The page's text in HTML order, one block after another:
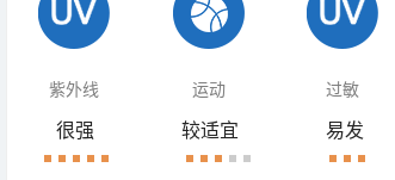
紫外线 运动 过敏
很强 较适宜 易发